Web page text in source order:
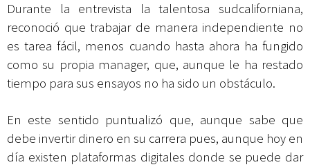
Durante la entrevista la talentosa sudcaliforniana,
reconoció que trabajar de manera independiente no
es tarea fácil, menos cuando hasta ahora ha fungido
como su propia manager, que, aunque le ha restado
tiempo para sus ensayos no ha sido un obstáculo.
En este sentido puntualizó que, aunque sabe que
debe invertir dinero en su carrera pues, aunque hoy en
día existen plataformas digitales donde se puede dar